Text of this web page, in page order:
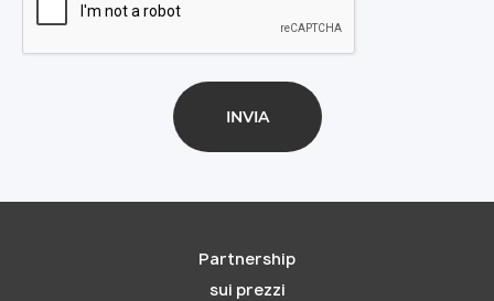
Partnership
sui prezzi